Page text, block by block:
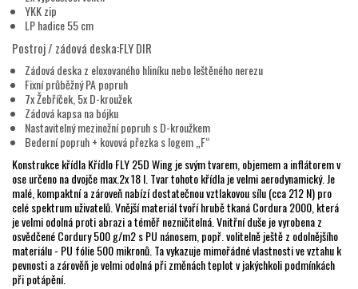
YKK zip
LP hadice 55 cm
Postroj / zádová deska:FLY DIR
Zádová deska z eloxovaného hliníku nebo leštěného nerezu
Fixní průběžný PA popruh
7x Žebříček, 5x D-kroužek
Zádová kapsa na bójku
Nastavitelný mezinožní popruh s D-kroužkem
Bederní popruh + kovová přezka s logem „F“
Konstrukce křídla Křídlo FLY 25D Wing je svým tvarem, objemem a inflátorem v
ose určeno na dvojče max.2x 18 l. Tvar tohoto křídla je velmi aerodynamický. Je
malé, kompaktní a zároveň nabízí dostatečnou vztlakovou sílu (cca 212 N) pro
celé spektrum uživatelů. Vnější materiál tvoří hrubě tkaná Cordura 2000, která
je velmi odolná proti abrazi a téměř nezničitelná. Vnitřní duše je vyrobena z
osvědčené Cordury 500 g/m2 s PU nánosem, popř. volitelně ještě z odolnějšího
materiálu - PU fólie 500 mikronů. Ta vykazuje mimořádné vlastnosti ve vztahu k
pevnosti a zárověň je velmi odolná při změnách teplot v jakýchkoli podmínkách
při potápění.